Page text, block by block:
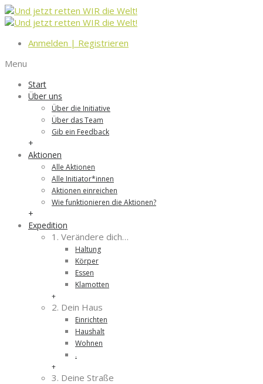
Anmelden | Registrieren
Menu
Start
Über uns
Über die Initiative
Über das Team
Gib ein Feedback
+
Aktionen
Alle Aktionen
Alle Initiator*innen
Aktionen einreichen
Wie funktionieren die Aktionen?
+
Expedition
1. Verändere dich…
Haltung
Körper
Essen
Klamotten
+
2. Dein Haus
Einrichten
Haushalt
Wohnen
.
+
3. Deine Straße